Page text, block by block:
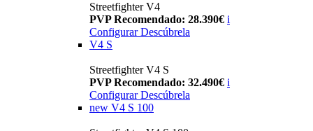
Streetfighter V4
PVP Recomendado: 28.390€ i
Configurar Descúbrela
V4 S
Streetfighter V4 S
PVP Recomendado: 32.490€ i
Configurar Descúbrela
new V4 S 100